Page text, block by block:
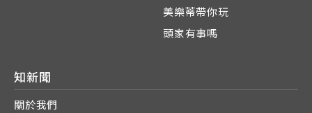
美樂蒂帶你玩
頭家有事嗎
知新聞
關於我們